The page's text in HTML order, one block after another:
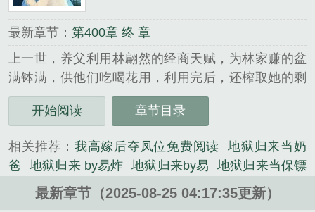
最新章节： 第400章 终 章
上一世，养父利用林翩然的经商天赋，为林家赚的盆
满钵满，供他们吃喝花用，利用完后，还榨取她的剩
余价值，把她送给近六十岁的老靖王做妾，为儿子的
仕途铺路，把她利用了个彻底。 重生后，林翩然
《我高嫁后夺凤位gl》是肉蛋子殿下精心创作的言情
类小说。
开始阅读 章节目录
相关推荐： 我高嫁后夺凤位免费阅读
地狱归来当奶
爸
地狱归来 by易炸 地狱归来by易
地狱归来当保镖
全文免费阅读
地狱归来江秋免费阅读
地狱归来by易
地狱归来林寒 地狱归来
地狱归
最新章节（2025-08-25 04:17:35更新）